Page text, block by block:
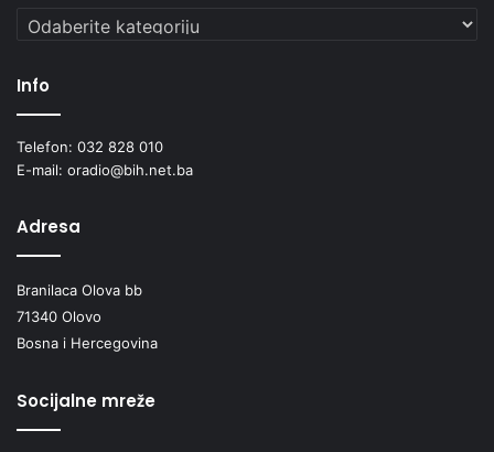
Kategorije
Info
Telefon: 032 828 010
E-mail: oradio@bih.net.ba
Adresa
Branilaca Olova bb
71340 Olovo
Bosna i Hercegovina
Socijalne mreže